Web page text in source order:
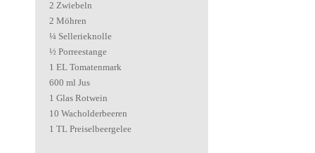
2 Zwiebeln
2 Möhren
¼ Sellerieknolle
½ Porreestange
1 EL Tomatenmark
600 ml Jus
1 Glas Rotwein
10 Wacholderbeeren
1 TL Preiselbeergelee